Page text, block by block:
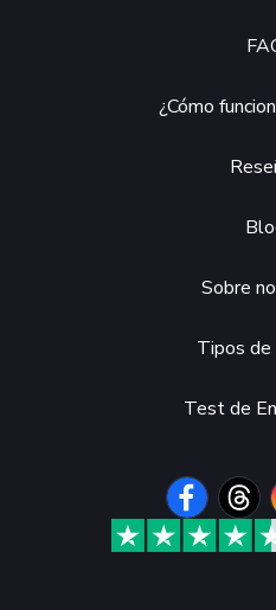
¿Cómo
Sobre
Tipos de
Test de